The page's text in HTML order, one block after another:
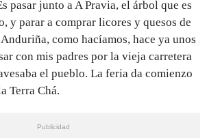
pasar junto a A Pravia, el árbol que es
y parar a comprar licores y quesos de
Anduriña, como hacíamos, hace ya unos
con mis padres por la vieja carretera
el pueblo. La feria da comienzo
Terra Chá.